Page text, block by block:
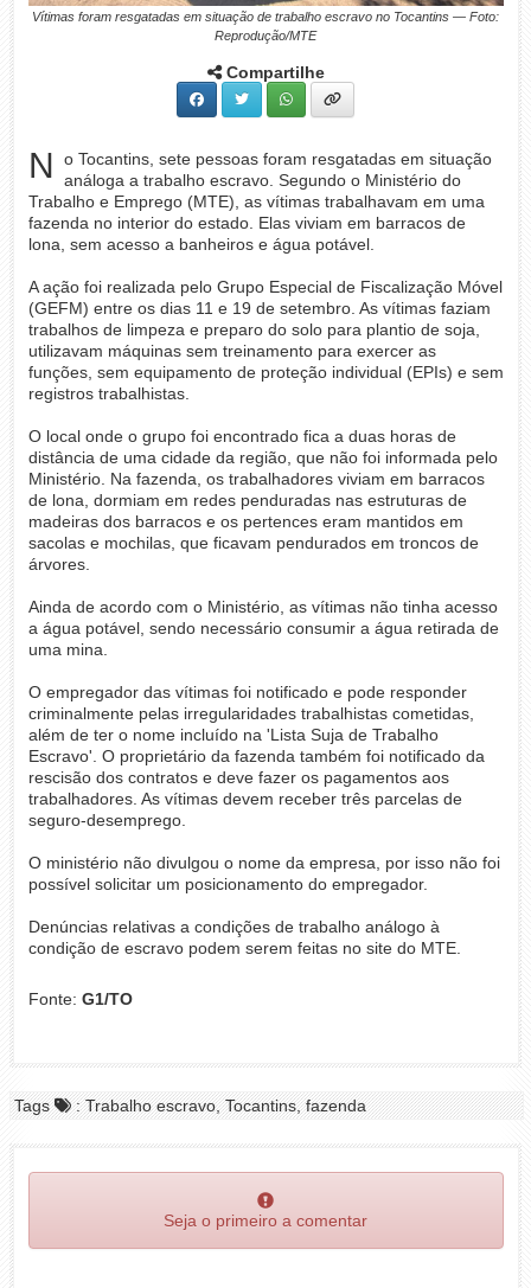
Vítimas foram resgatadas em situação de trabalho escravo no Tocantins — Foto:
Reprodução/MTE
Compartilhe
N
o Tocantins, sete pessoas foram resgatadas em situação
análoga a trabalho escravo. Segundo o Ministério do
Trabalho e Emprego (MTE), as vítimas trabalhavam em uma
fazenda no interior do estado. Elas viviam em barracos de
lona, sem acesso a banheiros e água potável.
A ação foi realizada pelo Grupo Especial de Fiscalização Móvel
(GEFM) entre os dias 11 e 19 de setembro. As vítimas faziam
trabalhos de limpeza e preparo do solo para plantio de soja,
utilizavam máquinas sem treinamento para exercer as
funções, sem equipamento de proteção individual (EPIs) e sem
registros trabalhistas.
O local onde o grupo foi encontrado fica a duas horas de
distância de uma cidade da região, que não foi informada pelo
Ministério. Na fazenda, os trabalhadores viviam em barracos
de lona, dormiam em redes penduradas nas estruturas de
madeiras dos barracos e os pertences eram mantidos em
sacolas e mochilas, que ficavam pendurados em troncos de
árvores.
Ainda de acordo com o Ministério, as vítimas não tinha acesso
a água potável, sendo necessário consumir a água retirada de
uma mina.
O empregador das vítimas foi notificado e pode responder
criminalmente pelas irregularidades trabalhistas cometidas,
além de ter o nome incluído na 'Lista Suja de Trabalho
Escravo'. O proprietário da fazenda também foi notificado da
rescisão dos contratos e deve fazer os pagamentos aos
trabalhadores. As vítimas devem receber três parcelas de
seguro-desemprego.
O ministério não divulgou o nome da empresa, por isso não foi
possível solicitar um posicionamento do empregador.
Denúncias relativas a condições de trabalho análogo à
condição de escravo podem serem feitas no site do MTE.
Fonte: G1/TO
Tags : Trabalho escravo, Tocantins, fazenda
Seja o primeiro a comentar